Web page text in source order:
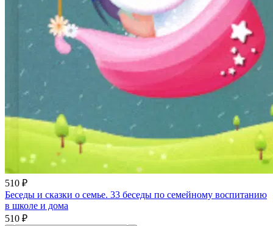
510 ₽
Беседы и сказки о семье. 33 беседы по семейному воспитанию
в школе и дома
510 ₽